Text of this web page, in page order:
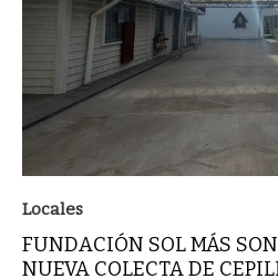
Locales
FUNDACIÓN SOL MÁS
NUEVA COLECTA DE